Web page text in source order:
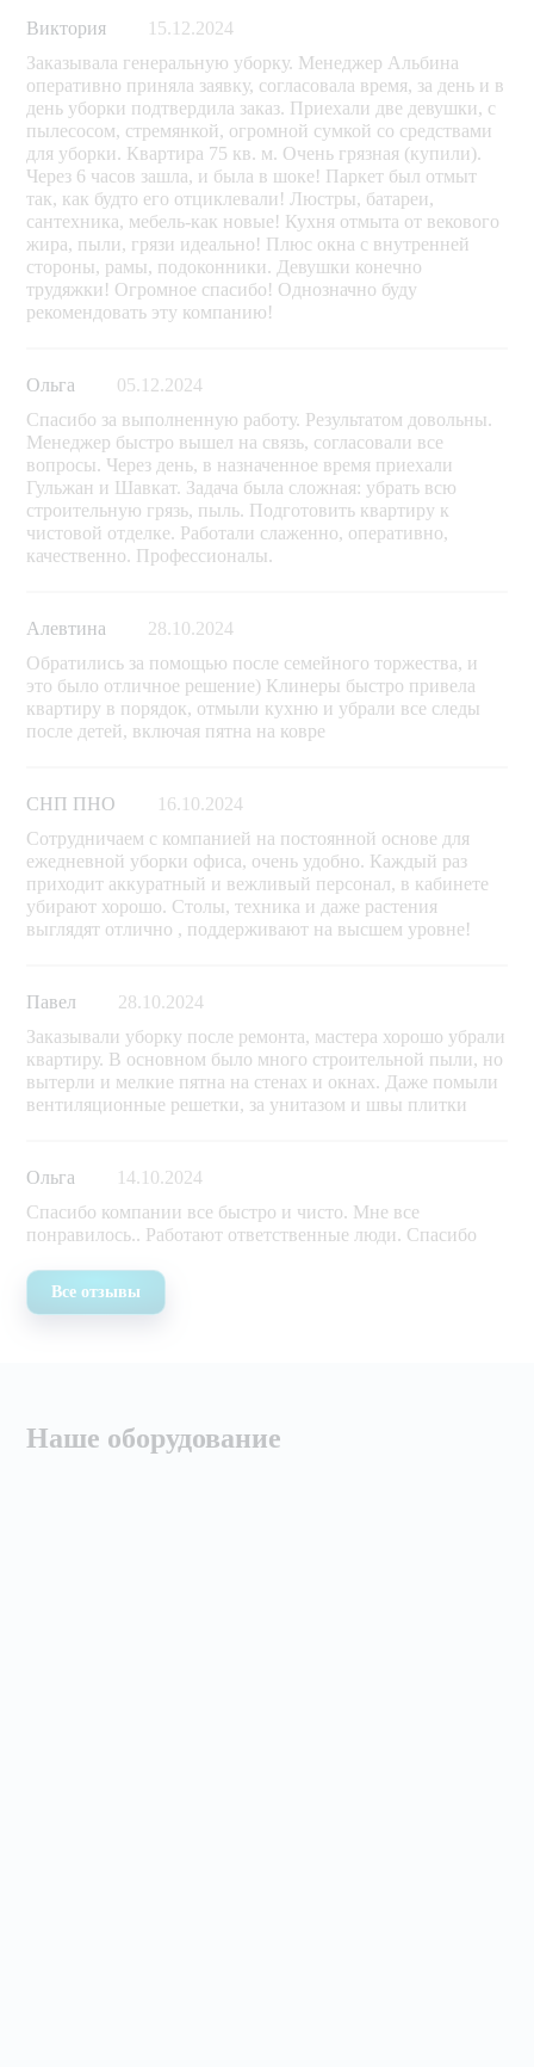
Виктория
15.12.2024
Заказывала генеральную уборку. Менеджер Альбина
оперативно приняла заявку, согласовала время, за день и в
день уборки подтвердила заказ. Приехали две девушки, с
пылесосом, стремянкой, огромной сумкой со средствами
для уборки. Квартира 75 кв. м. Очень грязная (купили).
Через 6 часов зашла, и была в шоке! Паркет был отмыт
так, как будто его отциклевали! Люстры, батареи,
сантехника, мебель-как новые! Кухня отмыта от векового
жира, пыли, грязи идеально! Плюс окна с внутренней
стороны, рамы, подоконники. Девушки конечно
трудяжки! Огромное спасибо! Однозначно буду
рекомендовать эту компанию!
Ольга
05.12.2024
Спасибо за выполненную работу. Результатом довольны.
Менеджер быстро вышел на связь, согласовали все
вопросы. Через день, в назначенное время приехали
Гульжан и Шавкат. Задача была сложная: убрать всю
строительную грязь, пыль. Подготовить квартиру к
чистовой отделке. Работали слаженно, оперативно,
качественно. Профессионалы.
Алевтина
28.10.2024
Обратились за помощью после семейного торжества, и
это было отличное решение) Клинеры быстро привела
квартиру в порядок, отмыли кухню и убрали все следы
после детей, включая пятна на ковре
СНП ПНО
16.10.2024
Сотрудничаем с компанией на постоянной основе для
ежедневной уборки офиса, очень удобно. Каждый раз
приходит аккуратный и вежливый персонал, в кабинете
убирают хорошо. Столы, техника и даже растения
выглядят отлично , поддерживают на высшем уровне!
Павел
28.10.2024
Заказывали уборку после ремонта, мастера хорошо убрали
квартиру. В основном было много строительной пыли, но
вытерли и мелкие пятна на стенах и окнах. Даже помыли
вентиляционные решетки, за унитазом и швы плитки
Ольга
14.10.2024
Спасибо компании все быстро и чисто. Мне все
понравилось.. Работают ответственные люди. Спасибо
Все отзывы
Наше оборудование